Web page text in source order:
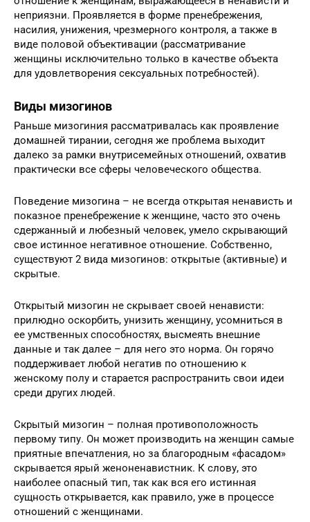
неприязни. Проявляется в форме пренебрежения,
насилия, унижения, чрезмерного контроля, а также в
виде половой объективации (рассматривание
женщины исключительно только в качестве объекта
для удовлетворения сексуальных потребностей).
Виды мизогинов
Раньше мизогиния рассматривалась как проявление
домашней тирании, сегодня же проблема выходит
далеко за рамки внутрисемейных отношений, охватив
практически все сферы человеческого общества.
Поведение мизогина – не всегда открытая ненависть и
показное пренебрежение к женщине, часто это очень
сдержанный и любезный человек, умело скрывающий
свое истинное негативное отношение. Собственно,
существуют 2 вида мизогинов: открытые (активные) и
скрытые.
Открытый мизогин не скрывает своей ненависти:
прилюдно оскорбить, унизить женщину, усомниться в
ее умственных способностях, высмеять внешние
данные и так далее – для него это норма. Он горячо
поддерживает любой негатив по отношению к
женскому полу и старается распространить свои идеи
среди других людей.
Скрытый мизогин – полная противоположность
первому типу. Он может производить на женщин самые
приятные впечатления, но за благородным «фасадом»
скрывается ярый женоненавистник. К слову, это
наиболее опасный тип, так как вся его истинная
сущность открывается, как правило, уже в процессе
отношений с женщинами.